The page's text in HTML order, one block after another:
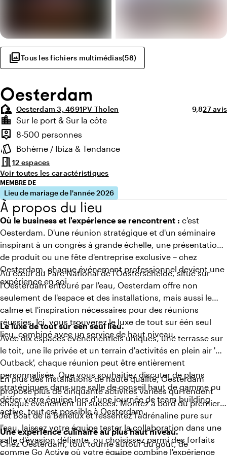
photo_libraryTous les fichiers multimédias(58)
Oesterdam
location_away Oesterdam 3, 4691PV Tholen Note
9,827 avis
Points forts
location_city
Environnement
Sur le port & Sur la côte
person_pin
Capacité
8-500 personnes
style
Ambiance
Bohème / Ibiza & Tendance
meeting_room12 espaces
Voir toutes les caractéristiques
MEMBRE DE
Lieu de mariage de l'année 2026
À propos du lieu
Où le business et l'expérience se rencontrent : c'est
Oesterdam. D'une réunion stratégique et d'un séminaire
inspirant à un congrès à grande échelle, une présentation
de produit ou une fête d'entreprise exclusive – chez
Oesterdam, chaque événement professionnel devient une
expérience en soi.
Au cœur du Parc National de l'Oosterschelde, situé sur
l'Oesterdam entouré par l'eau, Oesterdam offre non
seulement de l'espace et des installations, mais aussi le
calme et l'inspiration nécessaires pour des réunions
réussies. Ici, vous trouverez le luxe de tout sur één seul
lieu, combiné avec un service de haut niveau.
Le luxe de tout sur één seul lieu.
Avec dix espaces événementiels uniques, une terrasse sur
le toit, une île privée et un terrain d'activités en plein air 'De
Outback', chaque réunion peut être entièrement
personnalisée. Que vous souhaitiez discuter de plans
stratégiques dans une salle de conseil haut de gamme ou
défier votre équipe lors d'une journée de team building
active, tout est possible à Oesterdam.
En plus des installations de haute qualité, Oesterdam
propose plus de cinquante activités variées qui rendent
chaque événement un succès. Montez à bord du premier
Jet Boat de la Benelux et ressentez l'adrénaline pure sur
l'eau, laissez votre équipe tester la collaboration dans une
salle d'évasion défiante, ou choisissez parmi des forfaits
comme Go Active où votre équipe combine l'expérience
Une expérience culinaire au plus haut niveau.
Chez Oesterdam, tout tourne autour du goût, de